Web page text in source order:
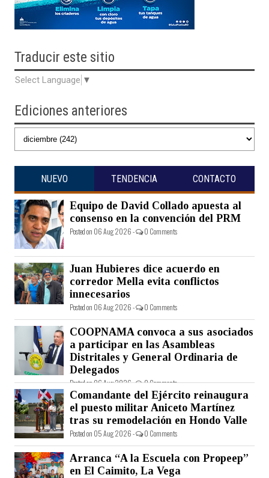
Traducir este sitio
Select Language ▼
Ediciones anteriores
NUEVO TENDENCIA CONTACTO
Equipo de David Collado apuesta al
consenso en la convención del PRM
Posted on 06 Aug 2026 - 0 Comments
Juan Hubieres dice acuerdo en
corredor Mella evita conflictos
innecesarios
Posted on 06 Aug 2026 - 0 Comments
COOPNAMA convoca a sus asociados
a participar en las Asambleas
Distritales y General Ordinaria de
Delegados
Posted on 06 Aug 2026 - 0 Comments
Comandante del Ejército reinaugura
el puesto militar Aniceto Martínez
tras su remodelación en Hondo Valle
Posted on 05 Aug 2026 - 0 Comments
Arranca “A la Escuela con Propeep”
en El Caimito, La Vega